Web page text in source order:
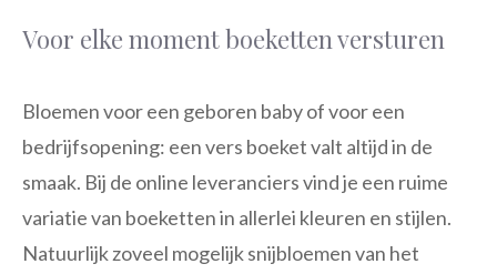
Voor elke moment boeketten versturen
Bloemen voor een geboren baby of voor een
bedrijfsopening: een vers boeket valt altijd in de
smaak. Bij de online leveranciers vind je een ruime
variatie van boeketten in allerlei kleuren en stijlen.
Natuurlijk zoveel mogelijk snijbloemen van het